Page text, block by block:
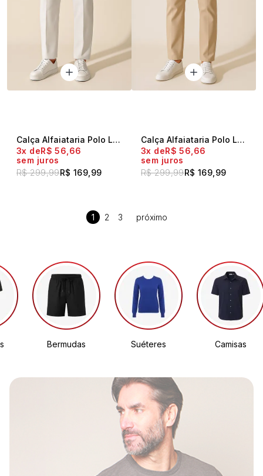
Calça Alfaiataria Polo Live Cinza
R$ 299,99R$ 169,99
3x
R$ 56,66
sem juros
Calça Alfaiataria Polo Live Caqui
R$ 299,99R$ 169,99
3x
R$ 56,66
sem juros
1 2 3
Bermudas Suéteres Camisas